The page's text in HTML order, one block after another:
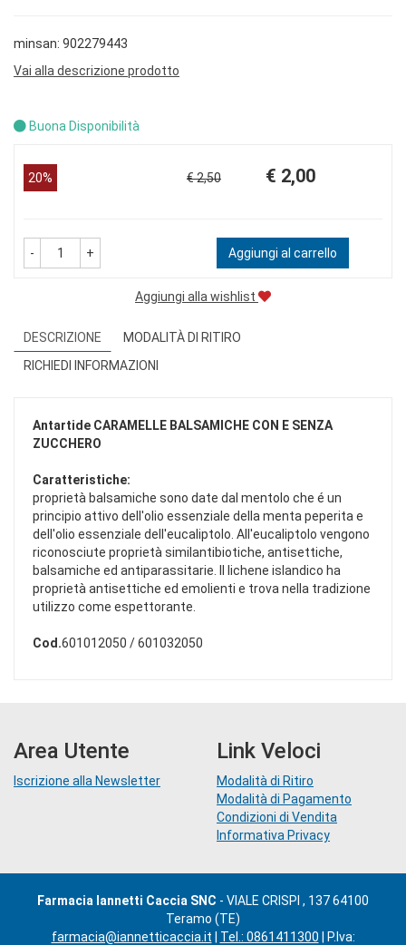
minsan: 902279443
Vai alla descrizione prodotto
Buona Disponibilità
Sconto
del
20% € 2,50
Prezzo
scontato
€ 2,00
- + Aggiungi al carrello
Aggiungi alla wishlist
DESCRIZIONE
MODALITÀ DI RITIRO
RICHIEDI INFORMAZIONI
Antartide CARAMELLE BALSAMICHE CON E SENZA
ZUCCHERO
Caratteristiche:
proprietà balsamiche sono date dal mentolo che é un
principio attivo dell'olio essenziale della menta peperita e
dell'olio essenziale dell'eucaliptolo. All'eucaliptolo vengono
riconosciute proprietà similantibiotiche, antisettiche,
balsamiche ed antiparassitarie. Il lichene islandico ha
proprietà antisettiche ed emolienti e trova nella tradizione
utilizzo come espettorante.
Cod.601012050 / 601032050
Area Utente
Iscrizione alla Newsletter
Link Veloci
Modalità di Ritiro
Modalità di Pagamento
Condizioni di Vendita
Informativa Privacy
Farmacia Iannetti Caccia SNC - VIALE CRISPI , 137 64100
Teramo (TE)
farmacia@iannetticaccia.it
Tel.: 0861411300 | P.Iva: